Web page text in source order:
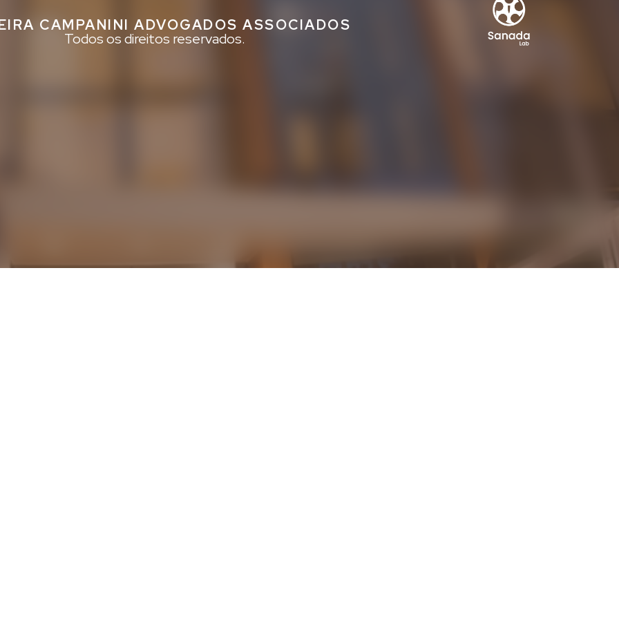
CAMPANINI ADVOGADOS ASSOCIADOS
Todos os direitos reservados.